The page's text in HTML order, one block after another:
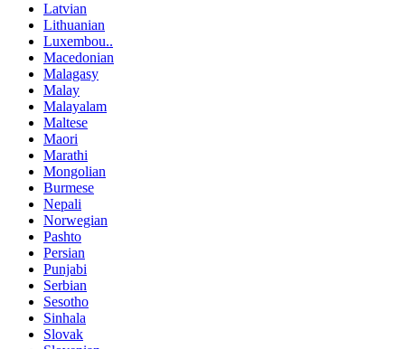
Latvian
Lithuanian
Luxembou..
Macedonian
Malagasy
Malay
Malayalam
Maltese
Maori
Marathi
Mongolian
Burmese
Nepali
Norwegian
Pashto
Persian
Punjabi
Serbian
Sesotho
Sinhala
Slovak